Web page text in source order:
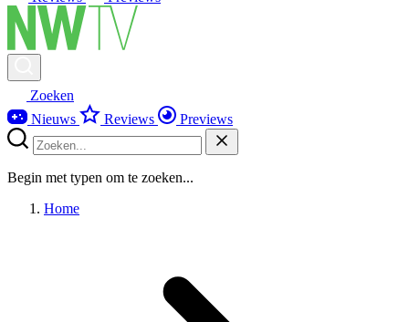
Zoeken
Nieuws
Reviews Previews
Begin met typen om te zoeken...
Home